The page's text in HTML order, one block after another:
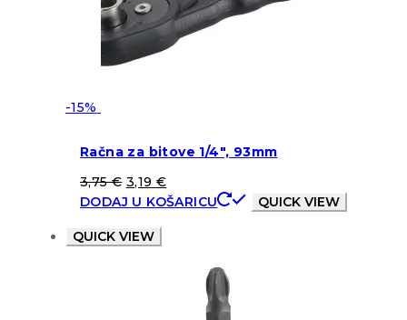
-15%
Račna za bitove 1/4″, 93mm
3,75€ 3,19 €
DODAJ U KOŠARICU
QUICK VIEW
QUICK VIEW